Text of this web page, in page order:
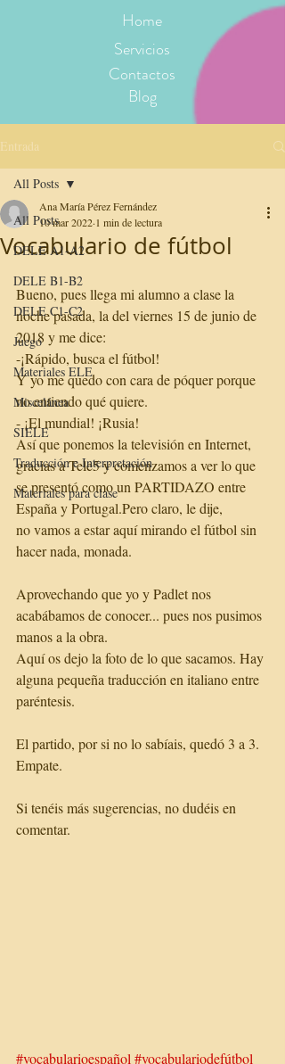
Home
Servicios
Contactos
Blog
Entrada
All Posts
DELE A1-A2
DELE B1-B2
DELE C1-C2
Juego
Materiales ELE
Miscelánea
SIELE
Traducción e Interpretación
Materiales para clase
All Posts
Vocabulario de fútbol
Ana María Pérez Fernández
10 mar 2022 1 min de lectura
Bueno, pues llega mi alumno a clase la
noche pasada, la del viernes 15 de junio de
2018 y me dice:
-¡Rápido, busca el fútbol!
Y yo me quedo con cara de póquer porque
no entiendo qué quiere.
- ¡El mundial! ¡Rusia!
Así que ponemos la televisión en Internet,
gracias a Tele5 y comenzamos a ver lo que
se presentó como un PARTIDAZO entre
España y Portugal.Pero claro, le dije,
no vamos a estar aquí mirando el fútbol sin
hacer nada, monada.
Aprovechando que yo y Padlet nos
acabábamos de conocer... pues nos pusimos
manos a la obra.
Aquí os dejo la foto de lo que sacamos. Hay
alguna pequeña traducción en italiano entre
paréntesis.
El partido, por si no lo sabíais, quedó 3 a 3.
Empate.
Si tenéis más sugerencias, no dudéis en
comentar.
#vocabularioespañol #vocabulariodefútbol